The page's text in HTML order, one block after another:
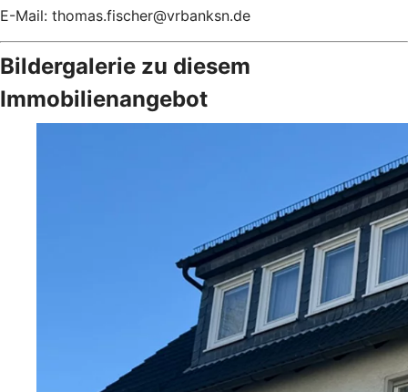
E-Mail: thomas.fischer@vrbanksn.de
Bildergalerie zu diesem
Immobilienangebot